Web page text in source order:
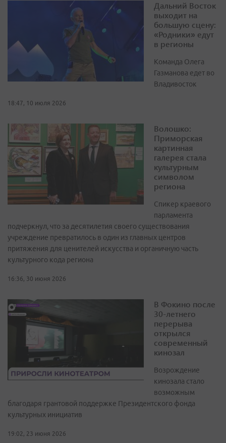
Дальний Восток
выходит на
большую сцену:
«Родники» едут
в регионы
Команда Олега
Газманова едет во
Владивосток
18:47, 10 июля 2026
Волошко:
Приморская
картинная
галерея стала
культурным
символом
региона
Спикер краевого
парламента
подчеркнул, что за десятилетия своего существования
учреждение превратилось в один из главных центров
притяжения для ценителей искусства и органичную часть
культурного кода региона
16:36, 30 июня 2026
В Фокино после
30-летнего
перерыва
открылся
современный
кинозал
Возрождение
кинозала стало
возможным
благодаря грантовой поддержке Президентского фонда
культурных инициатив
19:02, 23 июня 2026